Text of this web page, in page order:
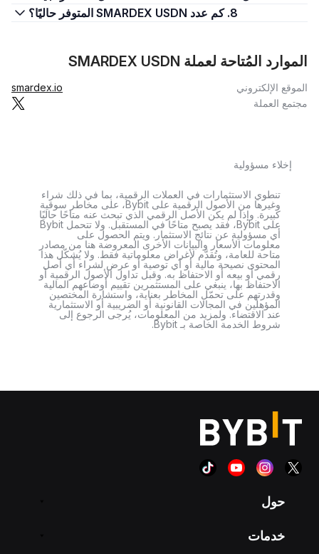
8. كم عدد SMARDEX USDN المتوفر حاليًا؟
الموارد المُتاحة لعملة SMARDEX USDN
الموقع الإلكتروني
smardex.io
مجتمع العملة
إخلاء مسؤولية
تنطوي الاستثمارات في العملات الرقمية، بما في ذلك شراء
وغيرها من الأصول الرقمية على Bybit، على مخاطر سوقية
كبيرة. وإذا لم يكن الأصل الرقمي الذي تبحث عنه متاحًا حاليًا
على Bybit، فقد يصبح متاحًا في المستقبل. ولا تتحمل Bybit
أي مسؤولية عن نتائج الاستثمار. ويتم الحصول على
معلومات الأسعار والبيانات الأخرى المعروضة هنا من مصادر
متاحة للعامة، وتُقدَّم لأغراض معلوماتية فقط. ولا يُشكّل هذا
المحتوى نصيحة مالية أو أي توصية أو عرض لشراء أي أصل
رقمي أو بيعه أو الاحتفاظ به. وقبل تداول الأصول الرقمية أو
الاحتفاظ بها، ينبغي على المستثمرين تقييم أوضاعهم المالية
وقدرتهم على تحمّل المخاطر بعناية، واستشارة المختصين
المؤهلين في المجالات القانونية أو الضريبية أو الاستثمارية
عند الاقتضاء. ولمزيد من المعلومات، يُرجى الرجوع إلى
شروط الخدمة الخاصة بـ Bybit.
حول
خدمات